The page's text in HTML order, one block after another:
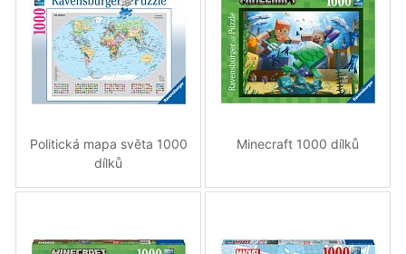
Politická mapa světa 1000
dílků
Minecraft 1000 dílků